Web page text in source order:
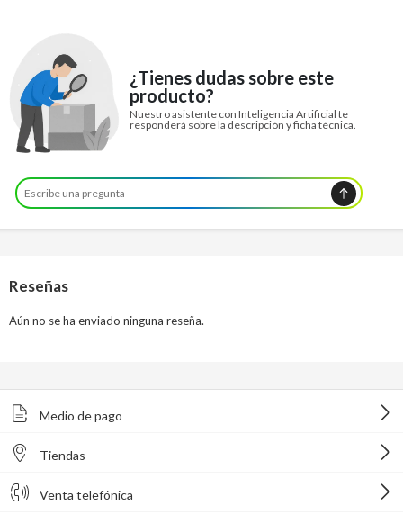
¿Tienes dudas sobre este
producto?
Nuestro asistente con Inteligencia Artificial te
responderá sobre la descripción y ficha técnica.
Medio de pago
Tiendas
Venta telefónica